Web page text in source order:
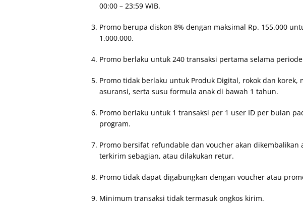
00:00 – 23:59 WIB.
Promo berupa diskon 8% dengan maksimal Rp. 155.000
1.000.000.
Promo berlaku untuk 240 transaksi pertama selama
Promo tidak berlaku untuk Produk Digital, rokok dan korek,
asuransi, serta susu formula anak di bawah 1 tahun.
Promo berlaku untuk 1 transaksi per 1 user ID per bulan
program.
Promo bersifat refundable dan voucher akan dikembalikan
terkirim sebagian, atau dilakukan retur.
Promo tidak dapat digabungkan dengan voucher atau
Minimum transaksi tidak termasuk ongkos kirim.